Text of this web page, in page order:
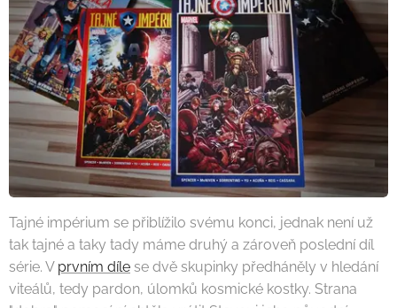
Tajné impérium se přiblížilo svému konci, jednak není už
tak tajné a taky tady máme druhý a zároveň poslední díl
série. V prvním díle se dvě skupinky předháněly v hledání
viteálů, tedy pardon, úlomků kosmické kostky. Strana